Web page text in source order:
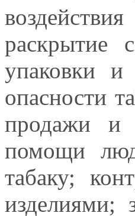
раскрытие
упаковки
опасности
продажи и
помощи
табаку;
изделиями;